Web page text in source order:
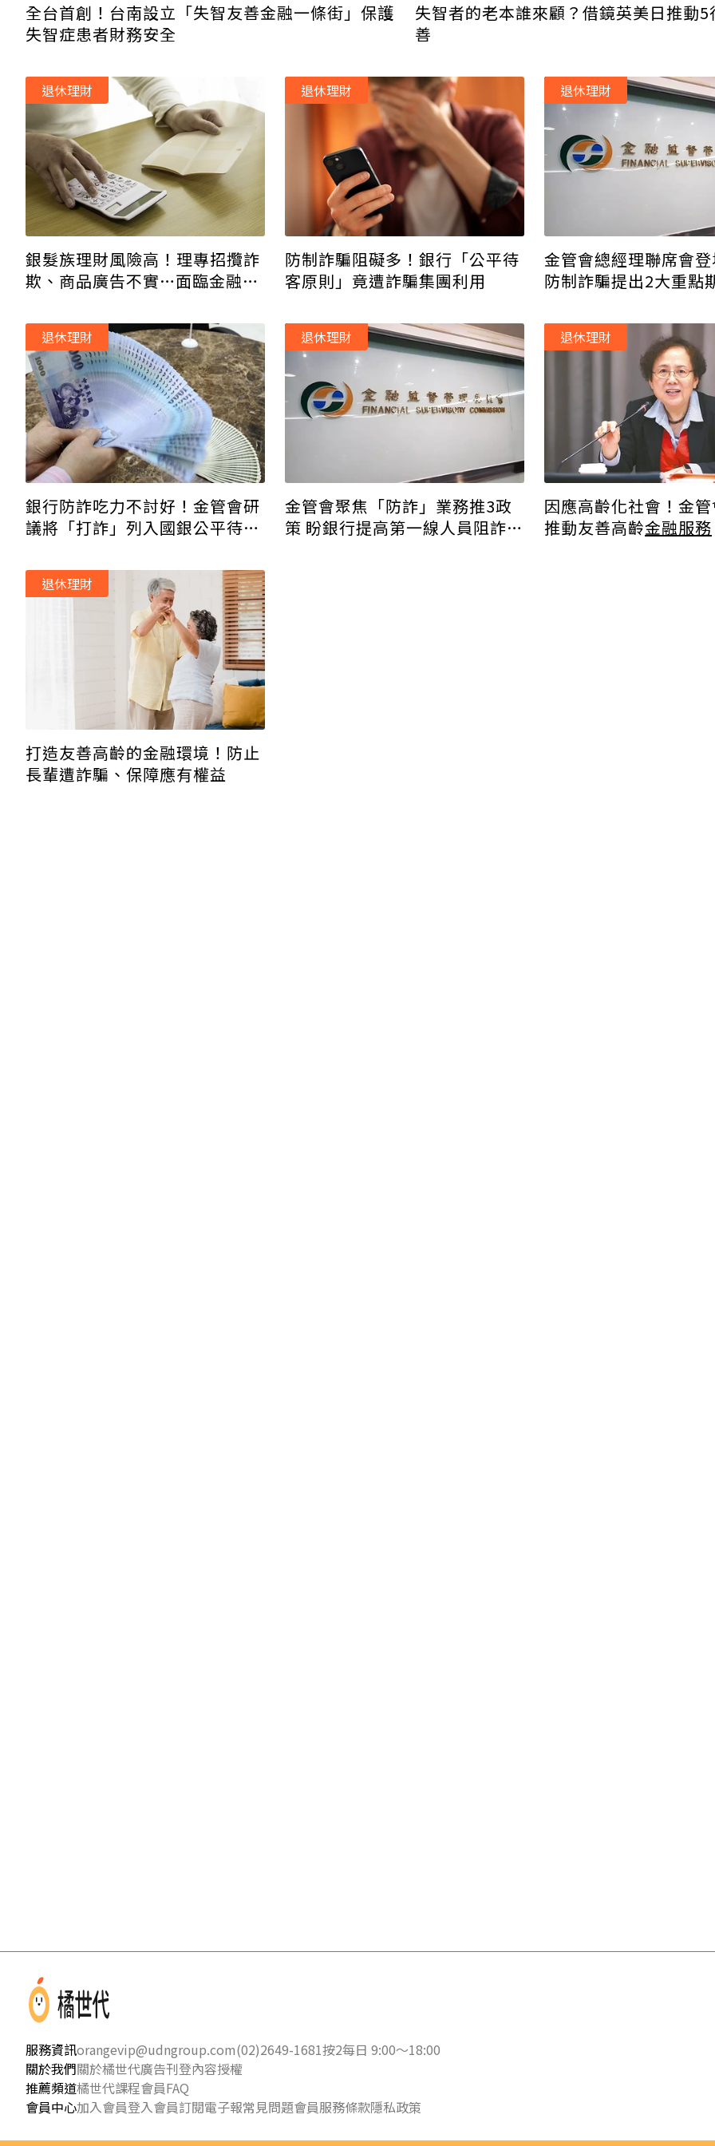
全台首創！台南設立「失智友善金融一條街」保護
失智症患者財務安全
失智者的老本誰來顧？借鏡英美日推動5
善
銀髮族理財風險高！理專招攬詐
欺、商品廣告不實…面臨金融剝
退休理財
防制詐騙阻礙多！銀行「公平待
客原則」竟遭詐騙集團利用
退休理財
金管會總經理聯席會
防制詐騙提出2大重點
退休理財
銀行防詐吃力不討好！金管會研
議將「打詐」列入國銀公平待客
退休理財
金管會聚焦「防詐」業務推3政
策 盼銀行提高第一線人員阻詐動
退休理財
因應高齡化社會！金
推動友善高齡金融服務
退休理財
打造友善高齡的金融環境！防止
長輩遭詐騙、保障應有權益
退休理財
服務資訊orangevip@udngroup.com(02)2649-1681按2每日 9:00～18:00
關於我們關於橘世代廣告刊登內容授權
推薦頻道橘世代課程會員FAQ
會員中心加入會員登入會員訂閱電子報常見問題會員服務條款隱私政策